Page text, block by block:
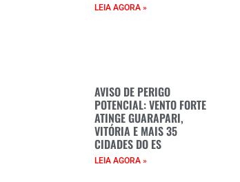
LEIA AGORA »
AVISO DE PERIGO
POTENCIAL: VENTO FORTE
ATINGE GUARAPARI,
VITÓRIA E MAIS 35
CIDADES DO ES
LEIA AGORA »